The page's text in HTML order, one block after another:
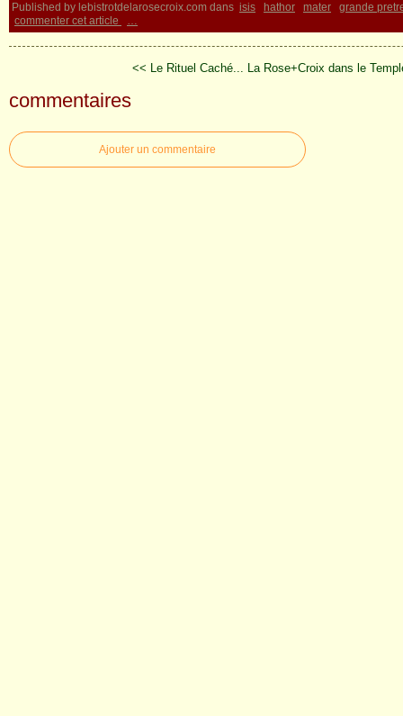
Published by lebistrotdelarosecroix.com dans isis hathor mater
grande
commenter cet article
…
<< Le Rituel Caché... La Rose+Croix dans le
commentaires
Ajouter un commentaire